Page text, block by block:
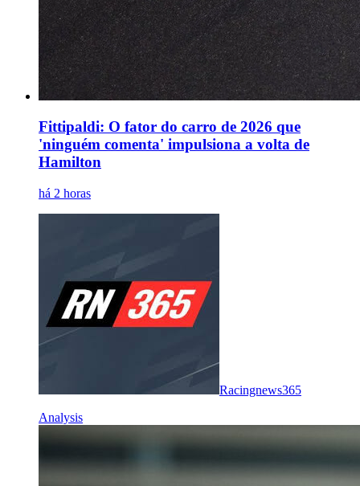
Fittipaldi: O fator do carro de 2026 que
'ninguém comenta' impulsiona a volta de
Hamilton
há 2 horas
Racingnews365
Analysis